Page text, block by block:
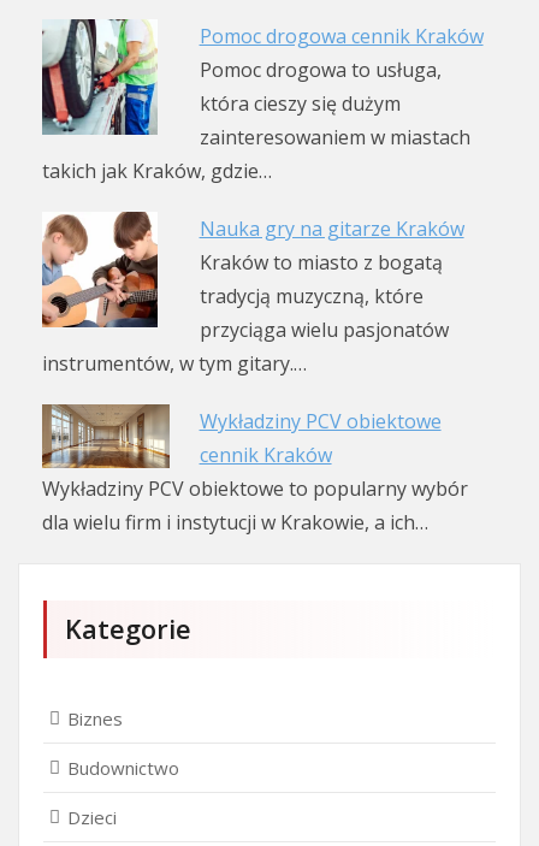
Pomoc drogowa cennik Kraków
Pomoc drogowa to usługa,
która cieszy się dużym
zainteresowaniem w miastach
takich jak Kraków, gdzie…
Nauka gry na gitarze Kraków
Kraków to miasto z bogatą
tradycją muzyczną, które
przyciąga wielu pasjonatów
instrumentów, w tym gitary.…
Wykładziny PCV obiektowe
cennik Kraków
Wykładziny PCV obiektowe to popularny wybór
dla wielu firm i instytucji w Krakowie, a ich…
Kategorie
Biznes
Budownictwo
Dzieci